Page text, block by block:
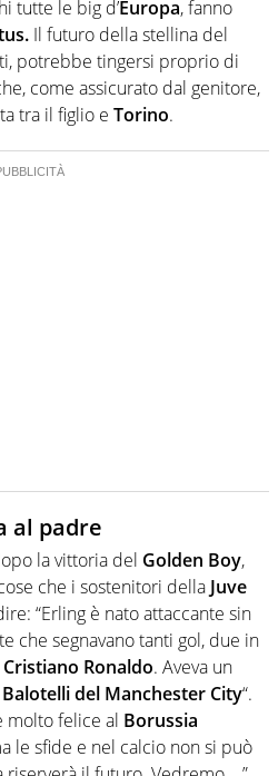
tutte le big d’Europa, fanno
Il futuro della stellina del
potrebbe tingersi proprio di
come assicurato dal genitore,
tra il figlio e Torino.
al padre
la vittoria del Golden Boy,
che i sostenitori della Juve
“Erling è nato attaccante sin
che segnavano tanti gol, due in
Ronaldo. Aveva un
del Manchester City“.
molto felice al Borussia
le sfide e nel calcio non si può